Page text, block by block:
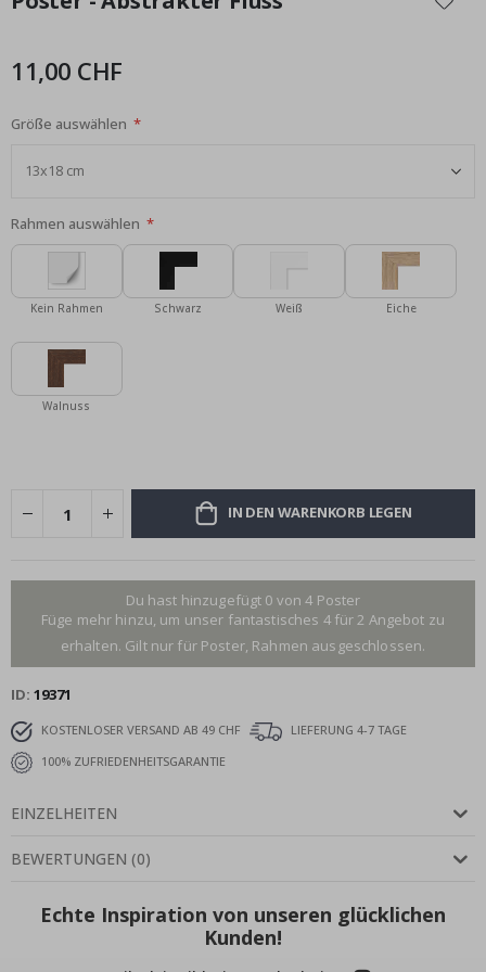
der
11,00 CHF
Größe auswählen
Rahmen auswählen
Kein Rahmen Schwarz Weiß Eiche
Walnuss
IN DEN WARENKORB LEGEN
Du hast hinzugefügt 0 von 4 Poster
Füge mehr hinzu, um unser fantastisches 4 für 2 Angebot zu
erhalten. Gilt nur für Poster, Rahmen ausgeschlossen.
ID 19371
KOSTENLOSER VERSAND AB 49 CHF
LIEFERUNG 4-7 TAGE
100% ZUFRIEDENHEITSGARANTIE
EINZELHEITEN
BEWERTUNGEN (0)
Echte Inspiration von unseren glücklichen
Kunden!